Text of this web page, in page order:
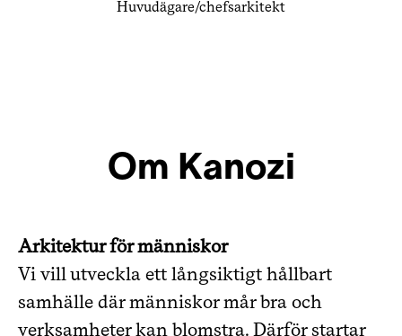
Huvudägare/chefsarkitekt
Om Kanozi
Arkitektur för människor
Vi vill utveckla ett långsiktigt hållbart
samhälle där människor mår bra och
verksamheter kan blomstra. Därför startar